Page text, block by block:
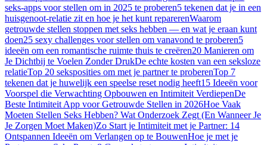
seks-apps voor stellen om in 2025 te proberen5 tekenen dat je in een
huisgenoot-relatie zit en hoe je het kunt reparerenWaarom
getrouwde stellen stoppen met seks hebben — en wat je eraan kunt
doen25 sexy challenges voor stellen om vanavond te proberen5
ideeën om een romantische ruimte thuis te creëren20 Manieren om
Je Dichtbij te Voelen Zonder DrukDe echte kosten van een seksloze
relatieTop 20 seksposities om met je partner te proberenTop 7
tekenen dat je huwelijk een speelse reset nodig heeft15 Ideeën voor
Voorspel die Verwachting Opbouwen en Intimiteit VerdiepenDe
Beste Intimiteit App voor Getrouwde Stellen in 2026Hoe Vaak
Moeten Stellen Seks Hebben? Wat Onderzoek Zegt (En Wanneer Je
Je Zorgen Moet Maken)Zo Start je Intimiteit met je Partner: 14
Ontspannen Ideeën om Verlangen op te BouwenHoe je met je